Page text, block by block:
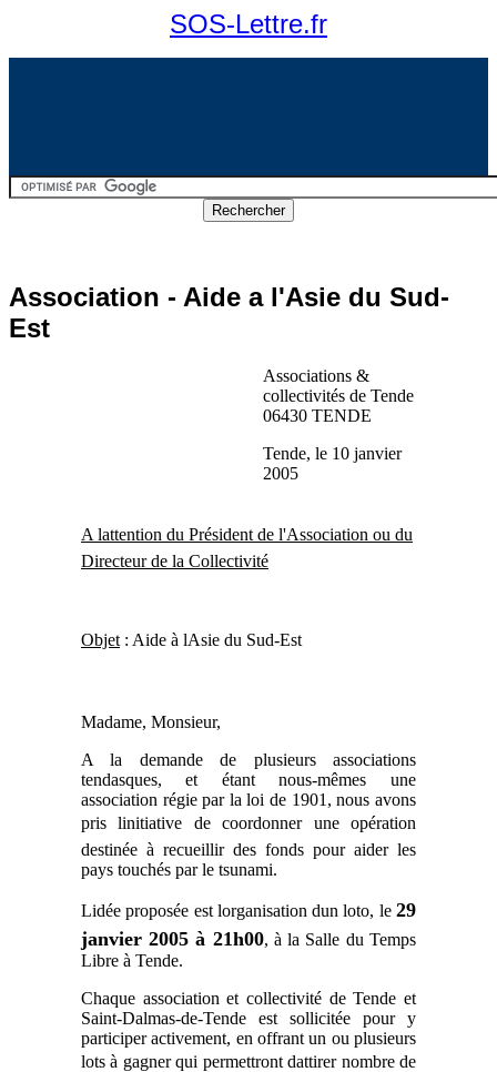
SOS-Lettre.fr
Association - Aide a l'Asie du Sud-
Est
Associations &
collectivités de Tende
06430 TENDE
Tende, le 10 janvier
2005
A lattention du Président de l'Association ou du
Directeur de la Collectivité
Objet : Aide à lAsie du Sud-Est
Madame, Monsieur,
A la demande de plusieurs associations
tendasques, et étant nous-mêmes une
association régie par la loi de 1901, nous avons
pris linitiative de coordonner une opération
destinée à recueillir des fonds pour aider les
pays touchés par le tsunami.
Lidée proposée est lorganisation dun loto, le 29
janvier 2005 à 21h00, à la Salle du Temps
Libre à Tende.
Chaque association et collectivité de Tende et
Saint-Dalmas-de-Tende est sollicitée pour y
participer activement, en offrant un ou plusieurs
lots à gagner qui permettront dattirer nombre de